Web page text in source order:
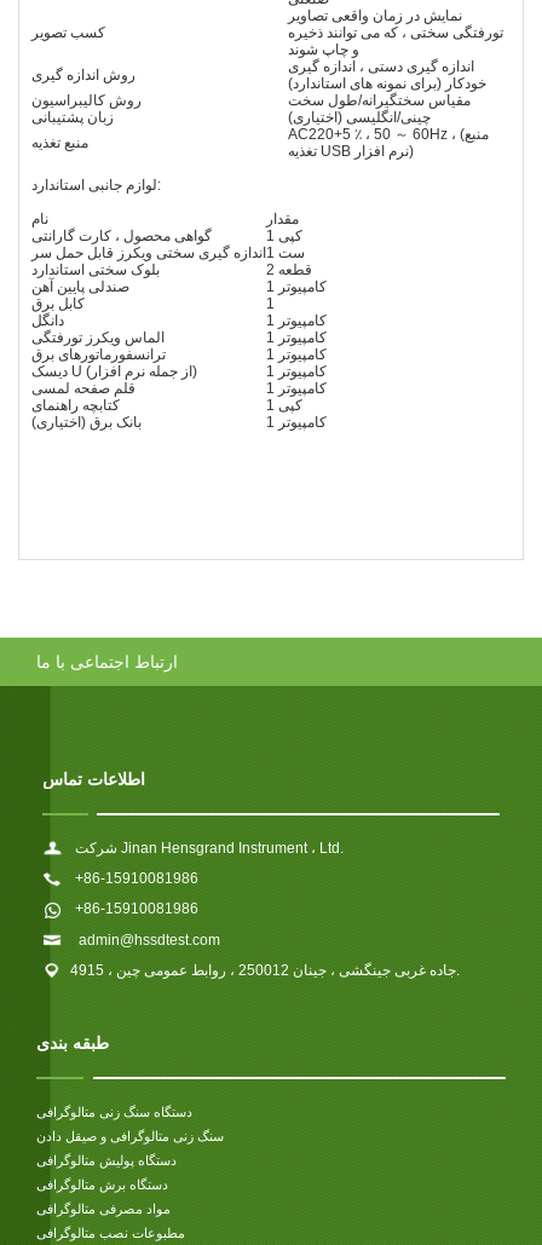
کسب تصویر
نمایش در زمان واقعی تصاویر
تورفتگی سختی ، که می توانند ذخیره
و چاپ شوند
روش اندازه گیری
اندازه گیری دستی ، اندازه گیری
خودکار (برای نمونه های استاندارد)
روش کالیبراسیون
مقیاس سختگیرانه/طول سخت
زبان پشتیبانی
چینی/انگلیسی (اختیاری)
منبع تغذیه
AC220+5 ٪ ، 50 ～ 60Hz ، (منبع
تغذیه USB نرم افزار)
لوازم جانبی استاندارد:
نام
مقدار
گواهی محصول ، کارت گارانتی
1 کپی
اندازه گیری سختی ویکرز قابل حمل سر
1 ست
بلوک سختی استاندارد
2 قطعه
صندلی پایین آهن
1 کامپیوتر
کابل برق
1
دانگل
1 کامپیوتر
الماس ویکرز تورفتگی
1 کامپیوتر
ترانسفورماتورهای برق
1 کامپیوتر
دیسک U (از جمله نرم افزار)
1 کامپیوتر
قلم صفحه لمسی
1 کامپیوتر
کتابچه راهنمای
1 کپی
بانک برق (اختیاری)
1 کامپیوتر
ارتباط اجتماعی با ما
اطلاعات تماس
شرکت Jinan Hensgrand Instrument ، Ltd.
+86-15910081986
+86-15910081986
admin@hssdtest.com
4915 ، جاده غربی جینگشی ، جینان 250012 ، روابط عمومی چین.
طبقه بندی
دستگاه سنگ زنی متالوگرافی
سنگ زنی متالوگرافی و صیقل دادن
دستگاه پولیش متالوگرافی
دستگاه برش متالوگرافی
مواد مصرفی متالوگرافی
مطبوعات نصب متالوگرافی